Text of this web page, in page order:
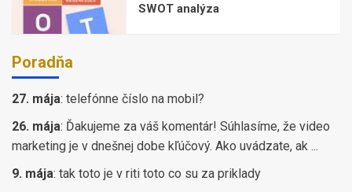
SWOT analýza
Poradňa
27. mája: telefónne číslo na mobil?
26. mája: Ďakujeme za váš komentár! Súhlasíme, že video
marketing je v dnešnej dobe kľúčový. Ako uvádzate, ak ...
9. mája: tak toto je v riti toto co su za priklady